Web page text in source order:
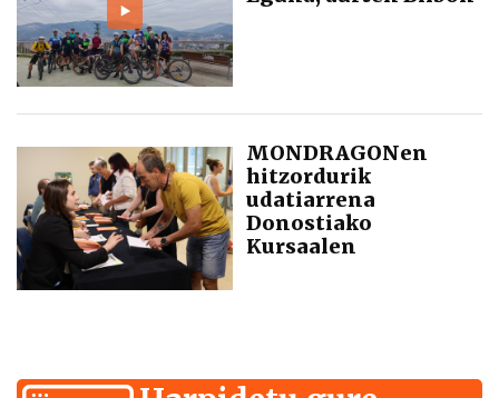
MONDRAGONen
hitzordurik
udatiarrena
Donostiako
Kursaalen